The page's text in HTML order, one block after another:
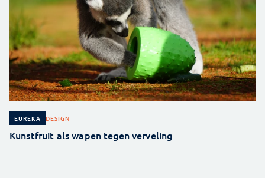
EUREKA DESIGN
Kunstfruit als wapen tegen verveling